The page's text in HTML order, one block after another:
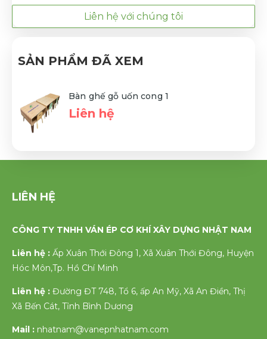
Liên hệ với chúng tôi
SẢN PHẨM ĐÃ XEM
Bàn ghế gỗ uốn cong 1
Liên hệ
LIÊN HỆ
CÔNG TY TNHH VÁN ÉP CƠ KHÍ XÂY DỰNG NHẬT NAM
Liên hệ : Ấp Xuân Thới Đông 1, Xã Xuân Thới Đông, Huyện
Hóc Môn,Tp. Hồ Chí Minh
Liên hệ : Đường ĐT 748, Tổ 6, ấp An Mỹ, Xã An Điền, Thị
Xã Bến Cát, Tỉnh Bình Dương
Mail : nhatnam@vanepnhatnam.com